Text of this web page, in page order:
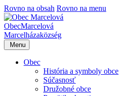
Rovno na obsah Rovno na menu
ObecMarcelová
Marcelházaközség
Menu
Obec
História a symboly obce
Súčasnosť
Družobné obce